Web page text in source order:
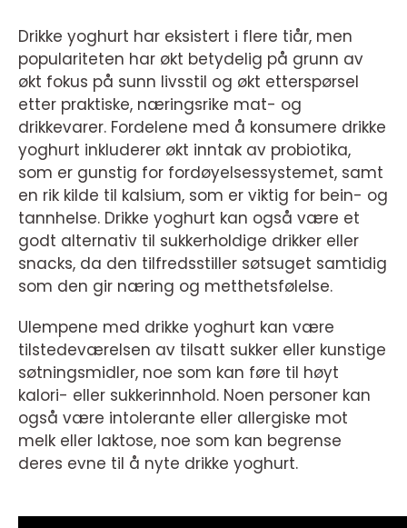
Drikke yoghurt har eksistert i flere tiår, men
populariteten har økt betydelig på grunn av
økt fokus på sunn livsstil og økt etterspørsel
etter praktiske, næringsrike mat- og
drikkevarer. Fordelene med å konsumere drikke
yoghurt inkluderer økt inntak av probiotika,
som er gunstig for fordøyelsessystemet, samt
en rik kilde til kalsium, som er viktig for bein- og
tannhelse. Drikke yoghurt kan også være et
godt alternativ til sukkerholdige drikker eller
snacks, da den tilfredsstiller søtsuget samtidig
som den gir næring og metthetsfølelse.
Ulempene med drikke yoghurt kan være
tilstedeværelsen av tilsatt sukker eller kunstige
søtningsmidler, noe som kan føre til høyt
kalori- eller sukkerinnhold. Noen personer kan
også være intolerante eller allergiske mot
melk eller laktose, noe som kan begrense
deres evne til å nyte drikke yoghurt.